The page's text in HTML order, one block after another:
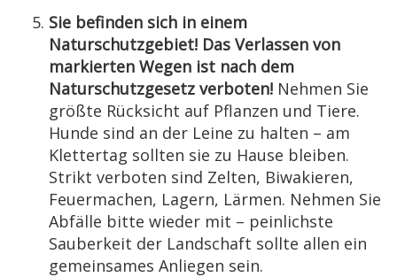
Sie befinden sich in einem
Naturschutzgebiet! Das Verlassen von
markierten Wegen ist nach dem
Naturschutzgesetz verboten! Nehmen Sie
größte Rücksicht auf Pflanzen und Tiere.
Hunde sind an der Leine zu halten – am
Klettertag sollten sie zu Hause bleiben.
Strikt verboten sind Zelten, Biwakieren,
Feuermachen, Lagern, Lärmen. Nehmen Sie
Abfälle bitte wieder mit – peinlichste
Sauberkeit der Landschaft sollte allen ein
gemeinsames Anliegen sein.